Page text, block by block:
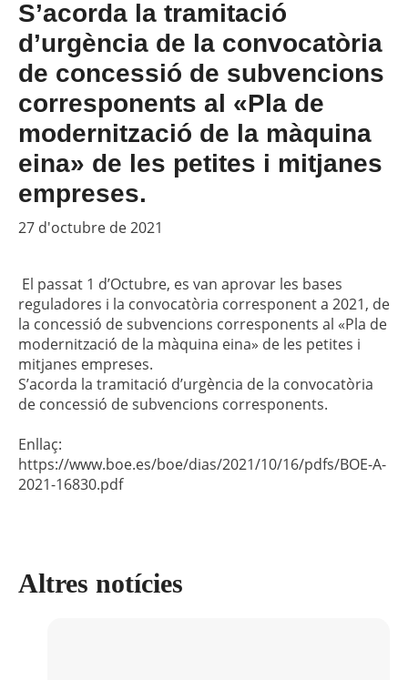
S’acorda la tramitació
d’urgència de la convocatòria
de concessió de subvencions
corresponents al «Pla de
modernització de la màquina
eina» de les petites i mitjanes
empreses.
27 d'octubre de 2021
El passat 1 d’Octubre, es van aprovar les bases
reguladores i la convocatòria corresponent a 2021, de
la concessió de subvencions corresponents al «Pla de
modernització de la màquina eina» de les petites i
mitjanes empreses.
S’acorda la tramitació d’urgència de la convocatòria
de concessió de subvencions corresponents.
Enllaç:
https://www.boe.es/boe/dias/2021/10/16/pdfs/BOE-A-
2021-16830.pdf
Altres notícies